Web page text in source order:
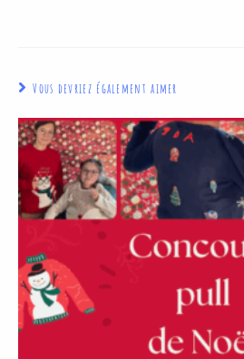
Vous devriez également aimer